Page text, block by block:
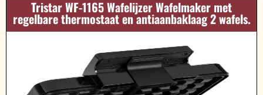
Tristar WF-1165 Wafelijzer Wafelmaker met
regelbare thermostaat en antiaanbaklaag 2 wafels.